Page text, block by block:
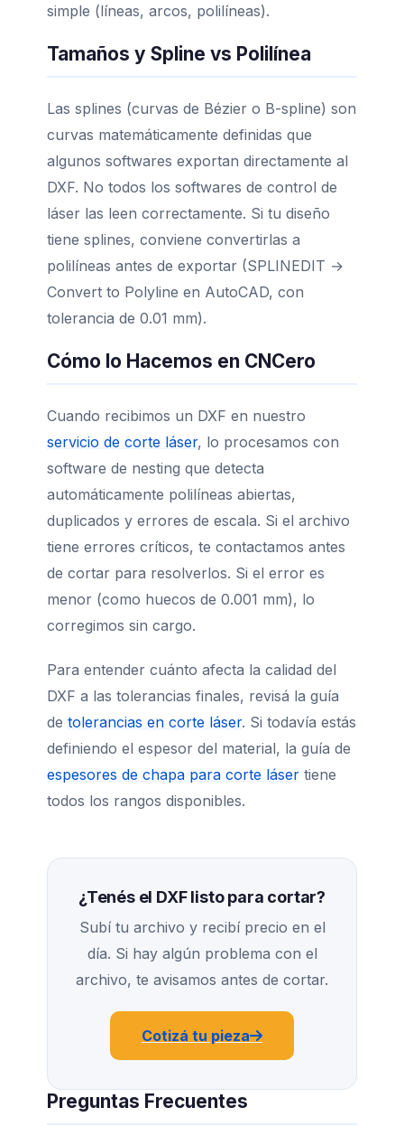
simple (líneas, arcos, polilíneas).
Tamaños y Spline vs Polilínea
Las splines (curvas de Bézier o B-spline) son
curvas matemáticamente definidas que
algunos softwares exportan directamente al
DXF. No todos los softwares de control de
láser las leen correctamente. Si tu diseño
tiene splines, conviene convertirlas a
polilíneas antes de exportar (SPLINEDIT →
Convert to Polyline en AutoCAD, con
tolerancia de 0.01 mm).
Cómo lo Hacemos en CNCero
Cuando recibimos un DXF en nuestro
servicio de corte láser, lo procesamos con
software de nesting que detecta
automáticamente polilíneas abiertas,
duplicados y errores de escala. Si el archivo
tiene errores críticos, te contactamos antes
de cortar para resolverlos. Si el error es
menor (como huecos de 0.001 mm), lo
corregimos sin cargo.
Para entender cuánto afecta la calidad del
DXF a las tolerancias finales, revisá la guía
de tolerancias en corte láser. Si todavía estás
definiendo el espesor del material, la guía de
espesores de chapa para corte láser tiene
todos los rangos disponibles.
¿Tenés el DXF listo para cortar?
Subí tu archivo y recibí precio en el
día. Si hay algún problema con el
archivo, te avisamos antes de cortar.
Cotizá tu pieza
Preguntas Frecuentes